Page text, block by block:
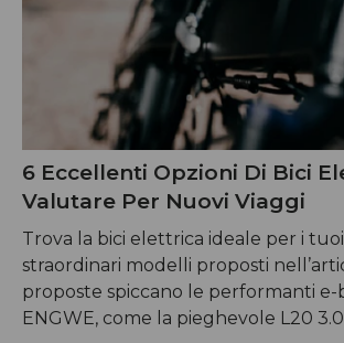
6 Eccellenti Opzioni Di Bici
Valutare Per Nuovi Viaggi
Trova la bici elettrica ideale per i tuoi
straordinari modelli proposti
proposte spiccano le performanti
ENGWE, come la pieghevole L20